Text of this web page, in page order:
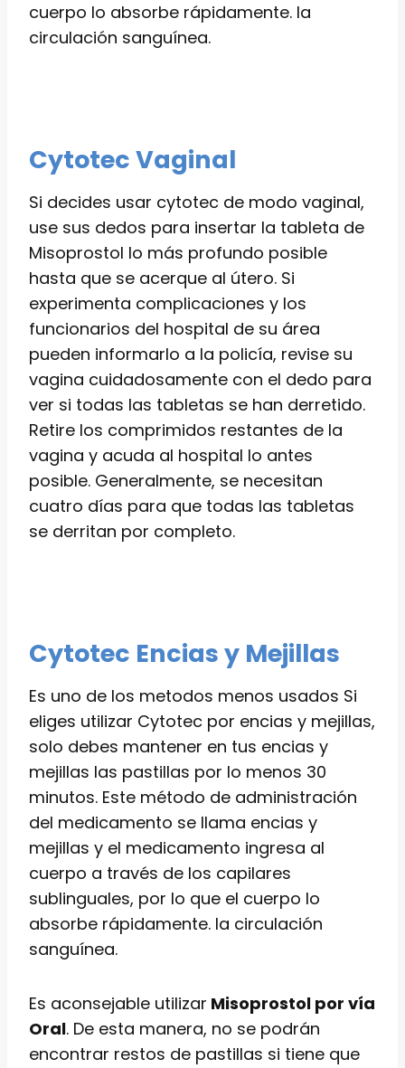
cuerpo lo absorbe rápidamente. la
circulación sanguínea.
Cytotec Vaginal
Si decides usar cytotec de modo vaginal,
use sus dedos para insertar la tableta de
Misoprostol lo más profundo posible
hasta que se acerque al útero. Si
experimenta complicaciones y los
funcionarios del hospital de su área
pueden informarlo a la policía, revise su
vagina cuidadosamente con el dedo para
ver si todas las tabletas se han derretido.
Retire los comprimidos restantes de la
vagina y acuda al hospital lo antes
posible. Generalmente, se necesitan
cuatro días para que todas las tabletas
se derritan por completo.
Cytotec Encias y Mejillas
Es uno de los metodos menos usados Si
eliges utilizar Cytotec por encias y mejillas,
solo debes mantener en tus encias y
mejillas las pastillas por lo menos 30
minutos. Este método de administración
del medicamento se llama encias y
mejillas y el medicamento ingresa al
cuerpo a través de los capilares
sublinguales, por lo que el cuerpo lo
absorbe rápidamente. la circulación
sanguínea.
Es aconsejable utilizar Misoprostol por vía
Oral. De esta manera, no se podrán
encontrar restos de pastillas si tiene que